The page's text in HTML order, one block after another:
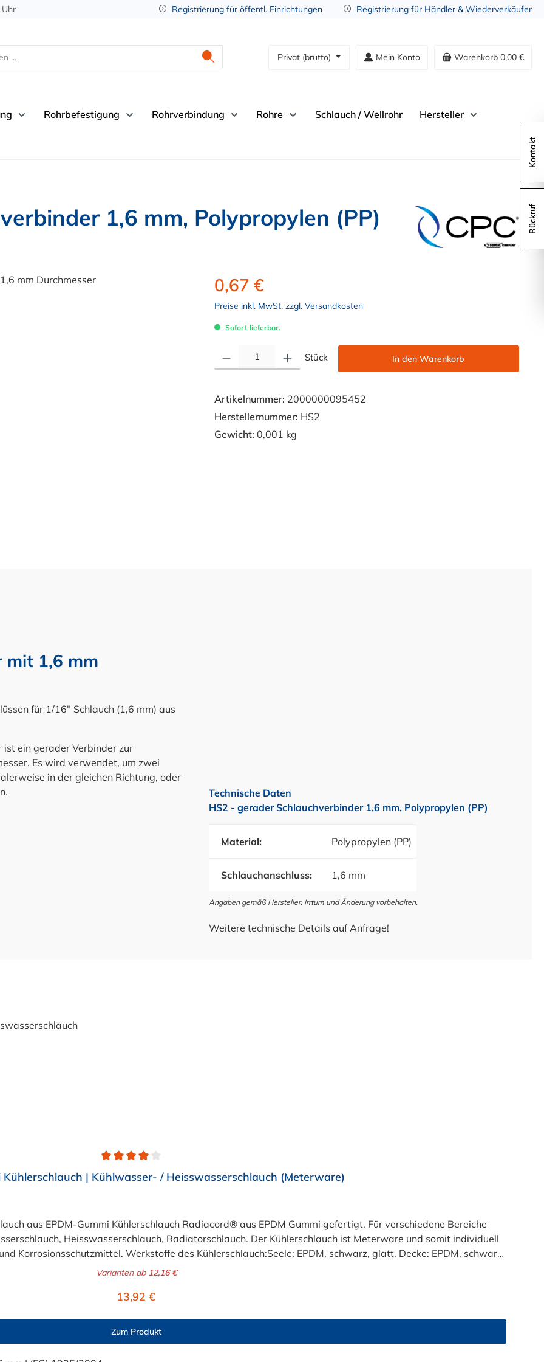
Registrierung für öffentl. Einrichtungen Registrierung für Händler & Wiederverkäufer
Privat (brutto) Mein Konto Warenkorb 0,00 €
Rohrbefestigung Rohrverbindung Rohre Schlauch / Wellrohr Hersteller
1,6 mm, Polypropylen (PP)
0,67 €
Preise inkl. MwSt. zzgl. Versandkosten
Sofort lieferbar.
Stück In den Warenkorb
Artikelnummer: 2000000095452
Herstellernummer: HS2
Gewicht: 0,001 kg
mit 1,6 mm
für 1/16" Schlauch (1,6 mm) aus
ist ein gerader Verbinder zur
Es wird verwendet, um zwei
in der gleichen Richtung, oder
Technische Daten
HS2 - gerader Schlauchverbinder 1,6 mm, Polypropylen (PP)
Material: Polypropylen (PP)
Schlauchanschluss: 1,6 mm
Angaben gemäß Hersteller. Irrtum und Änderung vorbehalten.
Weitere technische Details auf Anfrage!
Kühlerschlauch | Kühlwasser- / Heisswasserschlauch (Meterware)
aus EPDM-Gummi Kühlerschlauch Radiacord® aus EPDM Gummi gefertigt. Für verschiedene Bereiche
Heisswasserschlauch, Radiatorschlauch. Der Kühlerschlauch ist Meterware und somit individuell
Korrosionsschutzmittel. Werkstoffe des Kühlerschlauch:Seele: EPDM, schwarz, glatt, Decke: EPDM, schwarz,
witterungsbeständig in Anlehnung an DIN 73411Temperaturbereich:-40°C bis +125°C (Innen-Ø > 50mm:
Varianten ab12,16 €
Regulärer Preis:
13,92 €
Zum Produkt
Kontakt
Rückruf